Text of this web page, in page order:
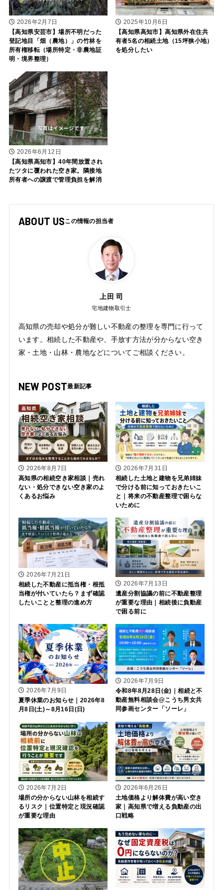
2026年2月7日
【高知県安芸市】場所不明だった
登記地目「畑（農地）」の竹林を
所有権移転（場所特定・非農地証
明・境界整理）
2025年10月6日
【高知県高知市】高知県外在住共
有者5名の相続土地（15坪狭小地）
を処分したい
2026年6月12日
【高知県高知市】40年間放置され
たツタに覆われた空き家。隣接地
所有者への譲渡で管理負担を解消
ABOUT US
上田 司
宅地建物取引士
高知県の売却や処分が難しい不動産の整理を専門に行って
います。相続した不動産や、手放す方法が分からない空き
家・土地・山林・農地などについてご相談ください。
NEW POST
2026年8月7日
高知県の相続空き家相談｜売れ
ない・処分できない空き家のよ
くあるお悩み
2026年7月31日
相続した土地と建物を兄弟姉妹
で分ける前に知っておきたいこ
と｜将来の不動産整理で困らな
いために
2026年7月21日
相続した不動産に抵当権・根抵
当権が付いていたら？まず確認
したいことと整理の進め方
2026年7月13日
遺産分割協議の前に不動産整理
が重要な理由｜相続後に負動産
で困る前に
2026年7月9日
夏季休業のお知らせ｜2026年8
月8日(土)～8月16日(日)
2026年7月9日
令和8年8月28日(金)｜相続と不
動産無料相談会@こうち男女共
同参画センター「ソーレ」
2026年7月2日
場所の分からない山林を相続す
るリスク｜位置特定と現況確認
が重要な理由
2026年6月26日
土地価格より解体費が高い空き
家｜高知県で増える負動産の出
口戦略